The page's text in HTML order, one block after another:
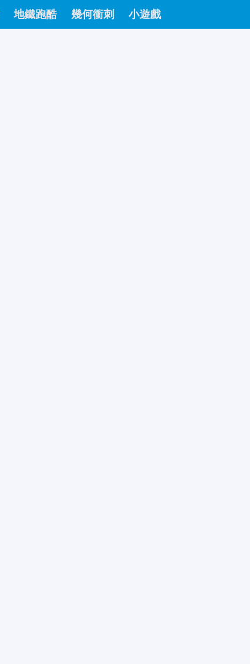
地鐵跑酷 幾何衝刺 小遊戲